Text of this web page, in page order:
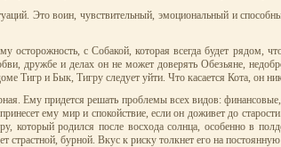
Это воин, чувствительный, эмоциональный и
с Собакой, которая всегда будет рядом,
дружбе и делах он не может доверять Обезьяне,
Тигр и Бык, Тигру следует уйти. Что касается Кота, он
Ему придется решать проблемы всех видов:
ему мир и спокойствие, если он доживет до
который родился после восхода солнца, особенно в
бурной. Вкус к риску толкнет его на постоянную